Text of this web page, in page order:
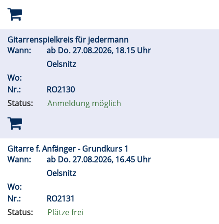
Gitarrenspielkreis für jedermann
Wann:
ab Do.27.08.2026, 18.15 Uhr
Oelsnitz
Wo:
Nr.:
RO2130
Status:
Anmeldung möglich
Gitarre f. Anfänger - Grundkurs 1
Wann:
ab Do.27.08.2026, 16.45 Uhr
Oelsnitz
Wo:
Nr.:
RO2131
Status:
Plätze frei